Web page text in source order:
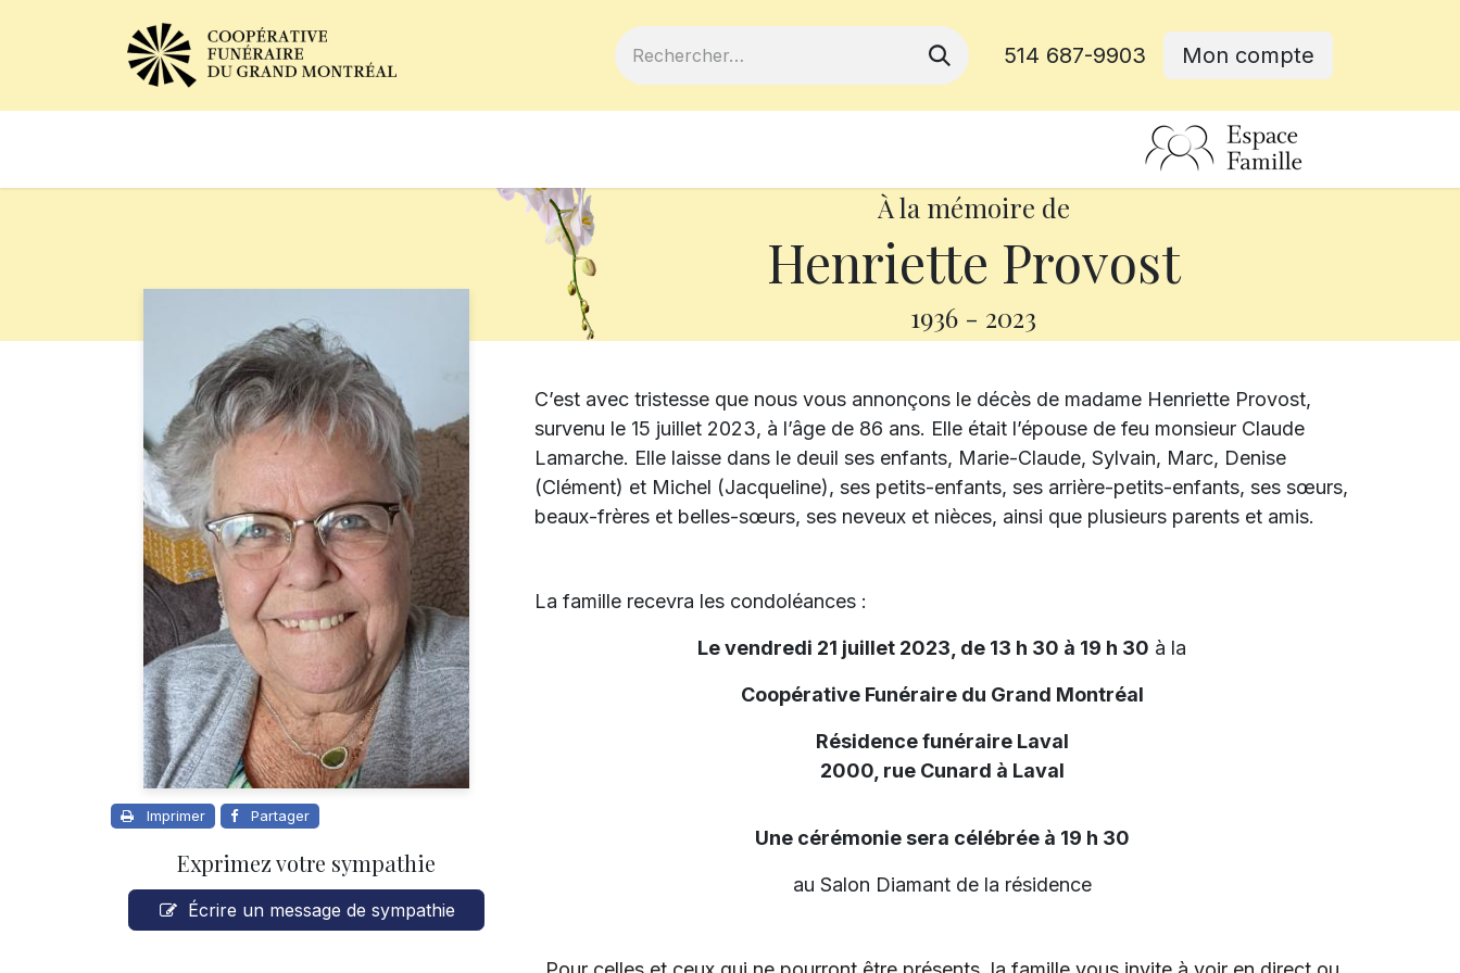
514 687-9903 Mon compte
À la mémoire de
Henriette Provost
1936 - 2023
Imprimer Partager
Exprimez votre sympathie
Écrire un message de sympathie
C’est avec tristesse que nous vous annonçons le décès de madame Henriette Provost,
survenu le 15 juillet 2023, à l’âge de 86 ans. Elle était l’épouse de feu monsieur Claude
Lamarche. Elle laisse dans le deuil ses enfants, Marie-Claude, Sylvain, Marc, Denise
(Clément) et Michel (Jacqueline), ses petits-enfants, ses arrière-petits-enfants, ses sœurs,
beaux-frères et belles-sœurs, ses neveux et nièces, ainsi que plusieurs parents et amis.
La famille recevra les condoléances :
Le vendredi 21 juillet 2023, de 13 h 30 à 19 h 30 à la
Coopérative Funéraire du Grand Montréal
Résidence funéraire Laval
2000, rue Cunard à Laval
Une cérémonie sera célébrée à 19 h 30
au Salon Diamant de la résidence